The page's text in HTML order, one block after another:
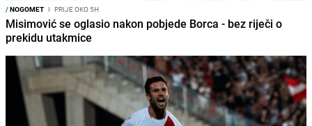
/NOGOMET I PRIJE OKO 5H
Misimović se oglasio nakon pobjede Borca - bez riječi o
prekidu utakmice